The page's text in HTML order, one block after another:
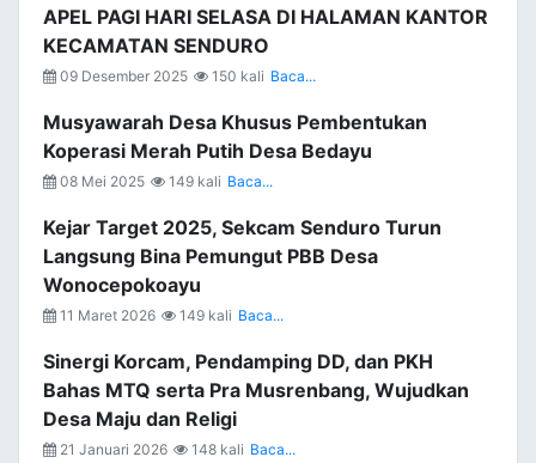
APEL PAGI HARI SELASA DI HALAMAN KANTOR
KECAMATAN SENDURO
09 Desember 2025 150 kali Baca...
Musyawarah Desa Khusus Pembentukan
Koperasi Merah Putih Desa Bedayu
08 Mei 2025 149 kali Baca...
Kejar Target 2025, Sekcam Senduro Turun
Langsung Bina Pemungut PBB Desa
Wonocepokoayu
11 Maret 2026 149 kali Baca...
Sinergi Korcam, Pendamping DD, dan PKH
Bahas MTQ serta Pra Musrenbang, Wujudkan
Desa Maju dan Religi
21 Januari 2026 148 kali Baca...